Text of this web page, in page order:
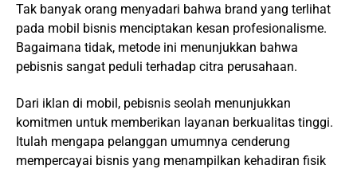
Tak banyak orang menyadari bahwa brand yang terlihat
pada mobil bisnis menciptakan kesan profesionalisme.
Bagaimana tidak, metode ini menunjukkan bahwa
pebisnis sangat peduli terhadap citra perusahaan.
Dari iklan di mobil, pebisnis seolah menunjukkan
komitmen untuk memberikan layanan berkualitas tinggi.
Itulah mengapa pelanggan umumnya cenderung
mempercayai bisnis yang menampilkan kehadiran fisik